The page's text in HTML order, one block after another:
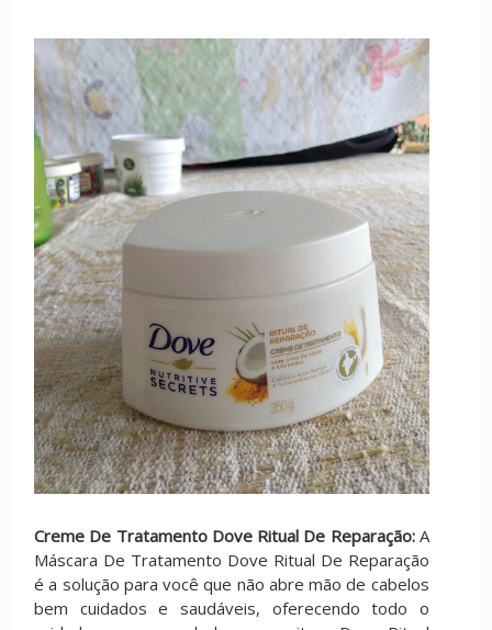
Creme De Tratamento Dove Ritual De Reparação:A
Máscara De Tratamento Dove Ritual De Reparação
é a solução para você que não abre mão de cabelos
bem cuidados e saudáveis, oferecendo todo o